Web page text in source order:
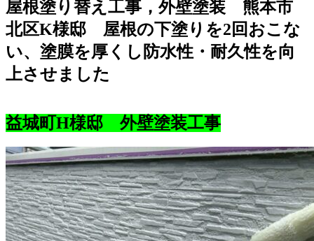
屋根塗り替え工事，外壁塗装 熊本市
北区K様邸 屋根の下塗りを2回おこな
い、塗膜を厚くし防水性・耐久性を向
上させました
益城町H様邸 外壁塗装工事